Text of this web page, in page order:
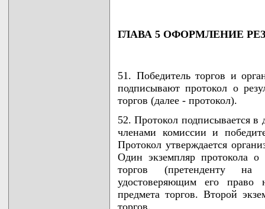
ГЛАВА 5 ОФОРМЛЕНИЕ
51. Победитель торгов и
подписывают протокол о
торгов (далее - протокол).
52. Протокол подписывается
членами комиссии и
Протокол утверждается
Один экземпляр протокола о
торгов (претенденту
удостоверяющим его право
предмета торгов. Второй